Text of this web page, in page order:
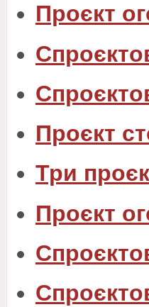
Проєкт
Проєкт
Три
Проєкт